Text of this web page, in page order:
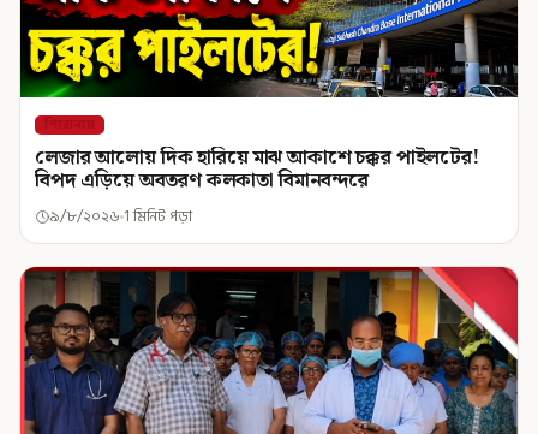
শিরোনাম
লেজার আলোয় দিক হারিয়ে মাঝ আকাশে চক্কর পাইলটের!
বিপদ এড়িয়ে অবতরণ কলকাতা বিমানবন্দরে
৯/৮/২০২৬ 1 মিনিট পড়া